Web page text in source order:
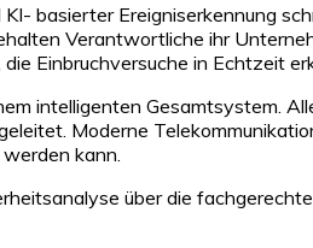
basierter Ereigniserkennung
Verantwortliche ihr
Einbruchversuche in Echtzeit
intelligenten Gesamtsystem.
Moderne
kann.
über die